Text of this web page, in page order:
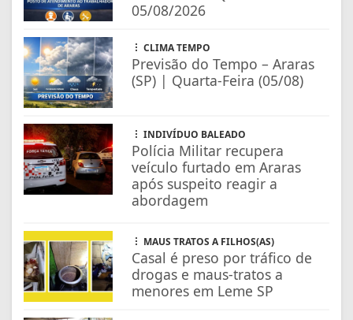
05/08/2026
CLIMA TEMPO
Previsão do Tempo – Araras
(SP) | Quarta-Feira (05/08)
INDIVÍDUO BALEADO
Polícia Militar recupera
veículo furtado em Araras
após suspeito reagir a
abordagem
MAUS TRATOS A FILHOS(AS)
Casal é preso por tráfico de
drogas e maus-tratos a
menores em Leme SP